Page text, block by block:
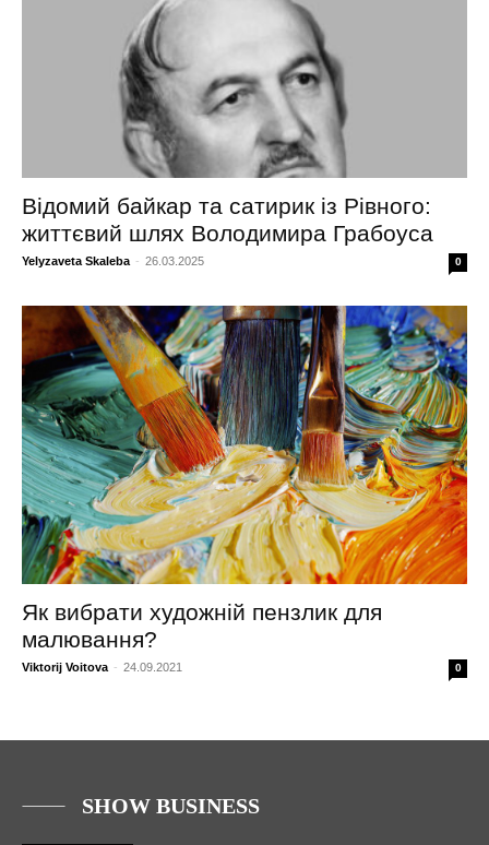
Відомий байкар та сатирик із Рівного:
життєвий шлях Володимира Грабоуса
Yelyzaveta Skaleba - 26.03.2025 0
Як вибрати художній пензлик для
малювання?
Viktorij Voitova - 24.09.2021 0
SHOW BUSINESS